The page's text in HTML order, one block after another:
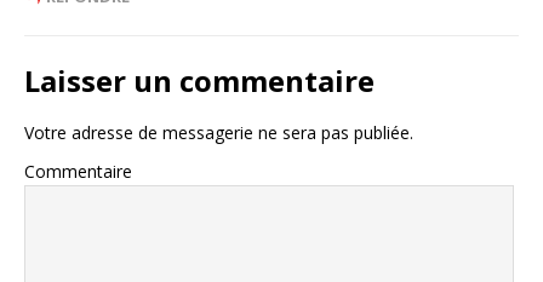
Laisser un commentaire
Votre adresse de messagerie ne sera pas publiée.
Commentaire